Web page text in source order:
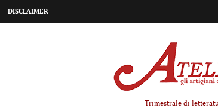
DISCLAIMER
Trimestrale di